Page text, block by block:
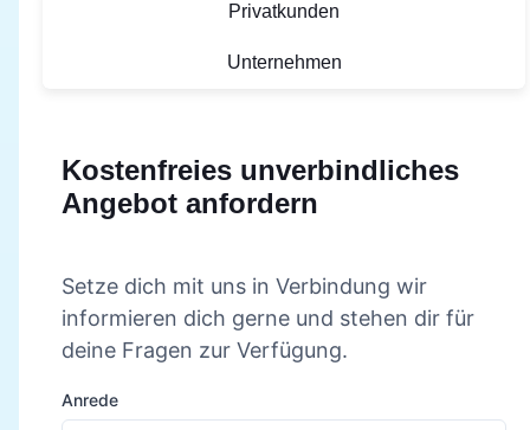
Privatkunden
Unternehmen
Kostenfreies unverbindliches
Angebot anfordern
Setze dich mit uns in Verbindung wir
informieren dich gerne und stehen dir für
deine Fragen zur Verfügung.
Anrede